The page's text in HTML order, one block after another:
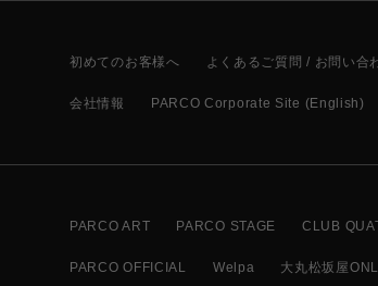
初めてのお客様へ よくあるご質問 / お問い合
会社情報 PARCO Corporate Site (English)
PARCO ART PARCO STAGE CLUB
PARCO OFFICIAL Welpa 大丸松坂屋